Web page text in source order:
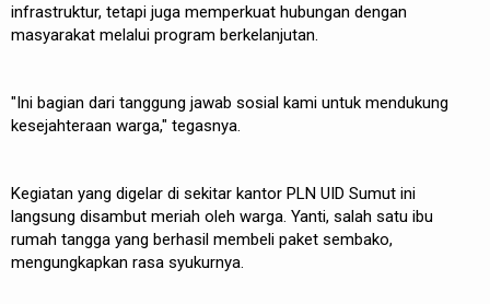
infrastruktur, tetapi juga memperkuat hubungan dengan
masyarakat melalui program berkelanjutan.
"Ini bagian dari tanggung jawab sosial kami untuk mendukung
kesejahteraan warga," tegasnya.
Kegiatan yang digelar di sekitar kantor PLN UID Sumut ini
langsung disambut meriah oleh warga. Yanti, salah satu ibu
rumah tangga yang berhasil membeli paket sembako,
mengungkapkan rasa syukurnya.